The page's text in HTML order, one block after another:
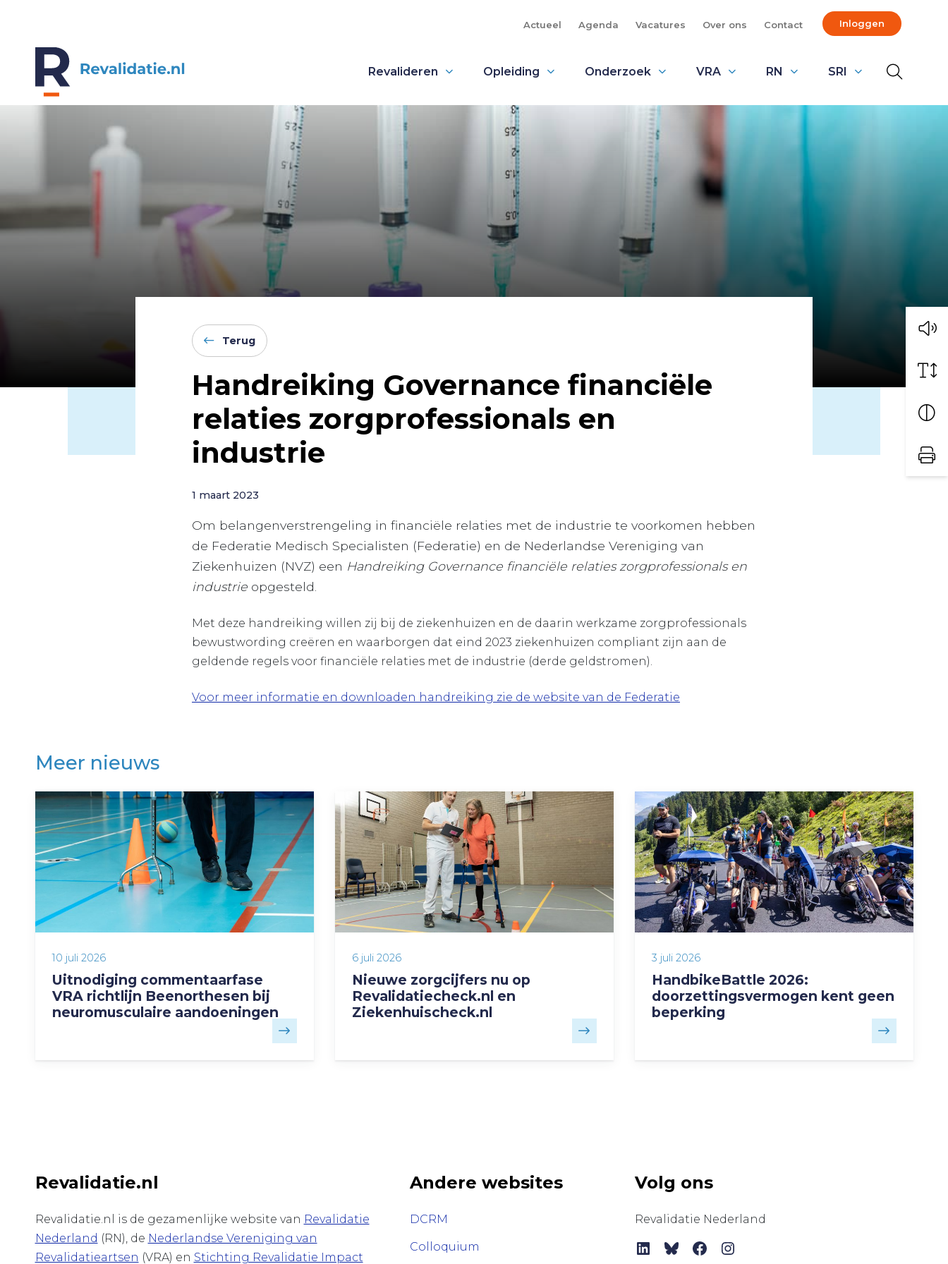
Actueel Agenda Vacatures Over ons Contact Inloggen
REVALIDATIE.NL
Revalideren Opleiding Onderzoek VRA RN SRI
Terug
Handreiking Governance financiële
relaties zorgprofessionals en
industrie
1 maart 2023
Om belangenverstrengeling in financiële relaties met de industrie te voorkomen hebben
de Federatie Medisch Specialisten (Federatie) en de Nederlandse Vereniging van
Ziekenhuizen (NVZ) een Handreiking Governance financiële relaties zorgprofessionals en
industrie opgesteld.
Met deze handreiking willen zij bij de ziekenhuizen en de daarin werkzame zorgprofessionals
bewustwording creëren en waarborgen dat eind 2023 ziekenhuizen compliant zijn aan de
geldende regels voor financiële relaties met de industrie (derde geldstromen).
Voor meer informatie en downloaden handreiking zie de website van de Federatie
Meer nieuws
10 juli 2026
Uitnodiging commentaarfase
VRA richtlijn Beenorthesen bij
neuromusculaire aandoeningen
6 juli 2026
Nieuwe zorgcijfers nu op
Revalidatiecheck.nl en
Ziekenhuischeck.nl
3 juli 2026
HandbikeBattle 2026:
doorzettingsvermogen kent geen
beperking
Revalidatie.nl
Revalidatie.nl is de gezamenlijke website van Revalidatie
Nederland (RN), de Nederlandse Vereniging van
Revalidatieartsen (VRA) en Stichting Revalidatie Impact
Andere websites
DCRM
Colloquium
Volg ons
Revalidatie Nederland
LinkedIn
Bluesky
Facebook
Instagram